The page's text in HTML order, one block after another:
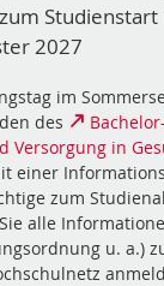
Studienstart
2027
im
des
Versorgung in
einer
zum
alle
u. a.)